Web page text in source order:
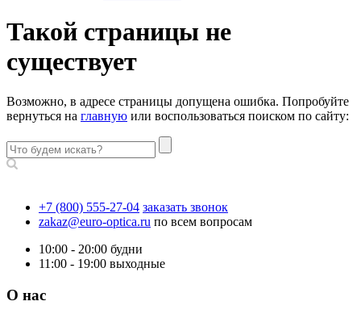
Такой страницы не
существует
Возможно, в адресе страницы допущена ошибка. Попробуйте
вернуться на главную или воспользоваться поиском по сайту:
+7 (800) 555-27-04 заказать звонок
zakaz@euro-optica.ru по всем вопросам
10:00 - 20:00 будни
11:00 - 19:00 выходные
О нас